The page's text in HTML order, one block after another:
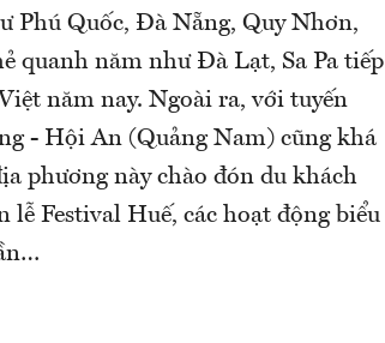
Phú Quốc, Đà Nẵng, Quy Nhơn,
quanh năm như Đà Lạt, Sa Pa tiếp
năm nay. Ngoài ra, với tuyến
- Hội An (Quảng Nam) cũng khá
phương này chào đón du khách
lễ Festival Huế, các hoạt động biểu